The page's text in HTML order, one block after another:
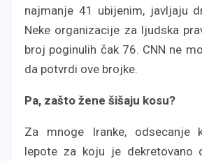
najmanje 41 ubijenim, javljaju
Neke organizacije za ljudska
broj poginulih čak 76. CNN ne
da potvrdi ove brojke.
Pa, zašto žene šišaju kosu?
Za mnoge Iranke, odsecanje
lepote za koju je dekretovano